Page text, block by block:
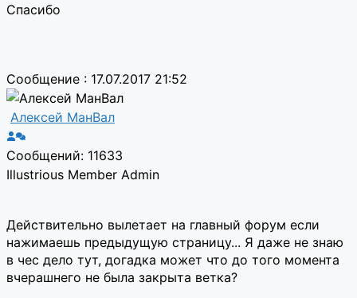
Спасибо
Сообщение : 17.07.2017 21:52
Алексей МанВал
Сообщений: 11633
Illustrious Member Admin
Действительно вылетает на главный форум если
нажимаешь предыдущую страницу... Я даже не знаю
в чес дело тут, догадка может что до того момента
вчерашнего не была закрыта ветка?